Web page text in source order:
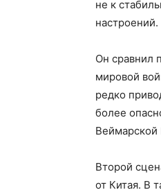
не к
настроений.
Он сравнил
мировой
редко
более
Веймарской
Второй
от Китая. В